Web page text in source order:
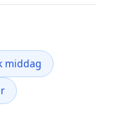
middag